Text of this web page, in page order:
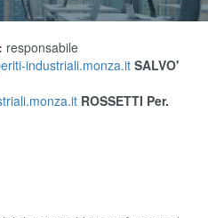
responsabile
industriali.monza.it SALVO'
ROSSETTI Per.